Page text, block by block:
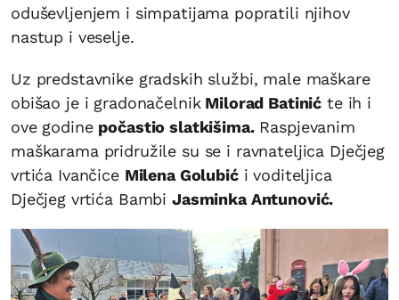
oduševljenjem i simpatijama popratili njihov
nastup i veselje.
Uz predstavnike gradskih službi, male maškare
obišao je i gradonačelnikMilorad Batinić te ih i
ove godine počastio slatkišima.Raspjevanim
maškarama pridružile su se i ravnateljica Dječjeg
vrtića Ivančice Milena Golubići voditeljica
Dječjeg vrtića Bambi Jasminka Antunović.